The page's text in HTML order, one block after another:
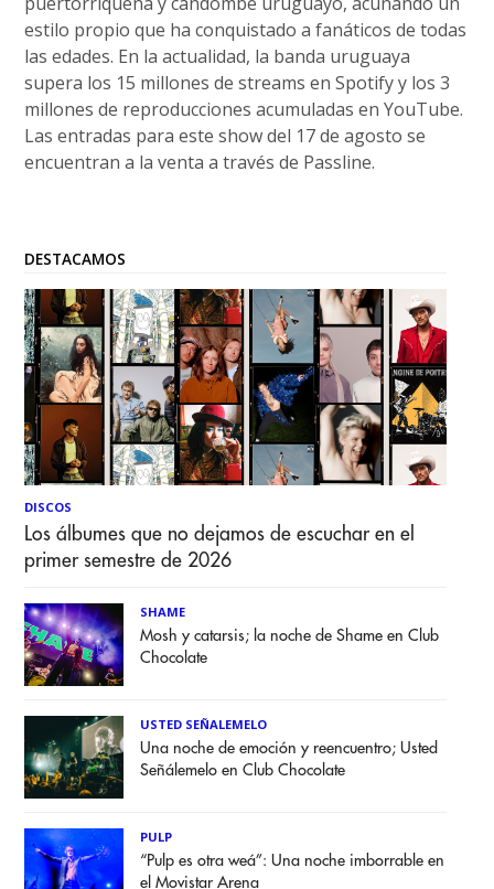
estilo propio que ha conquistado a fanáticos de todas
las edades. En la actualidad, la banda uruguaya
supera los 15 millones de streams en Spotify y los 3
millones de reproducciones acumuladas en YouTube.
Las entradas para este show del 17 de agosto se
encuentran a la venta a través de Passline.
DESTACAMOS
DISCOS
Los álbumes que no dejamos de escuchar en el
primer semestre de 2026
SHAME
Mosh y catarsis; la noche de Shame en Club
Chocolate
USTED SEÑALEMELO
Una noche de emoción y reencuentro; Usted
Señálemelo en Club Chocolate
PULP
“Pulp es otra weá”: Una noche imborrable en
el Movistar Arena